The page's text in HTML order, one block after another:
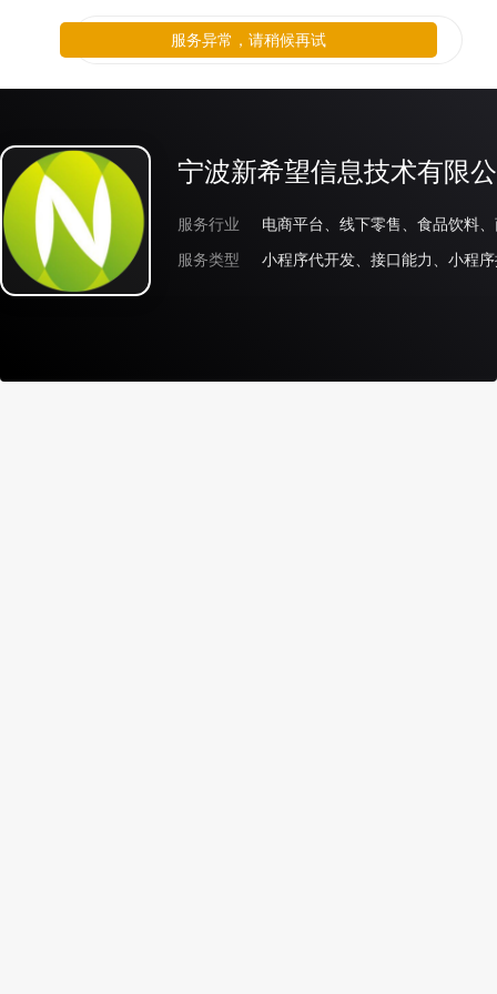
宁波新希望信息技术有限
服务行业
电商平台、线下零售、食品饮料
服务类型
小程序代开发、接口能力、小程
服务异常，请稍候再试